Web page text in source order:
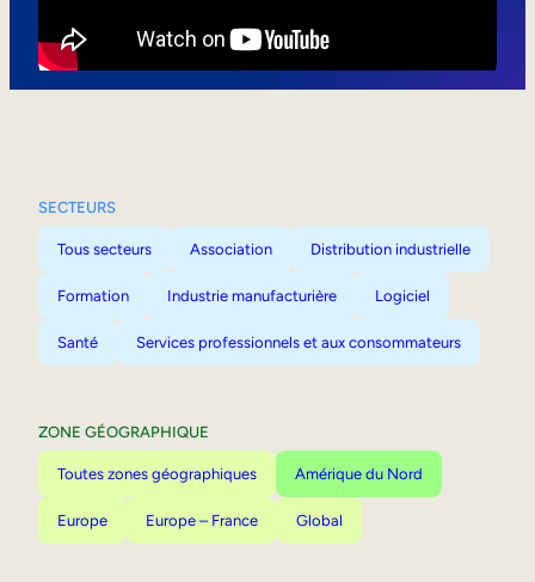
SECTEURS
Tous secteurs Association Distribution industrielle
Formation Industrie manufacturière Logiciel
Santé Services professionnels et aux consommateurs
ZONE GÉOGRAPHIQUE
Toutes zones géographiques Amérique du Nord
Europe Europe – France Global